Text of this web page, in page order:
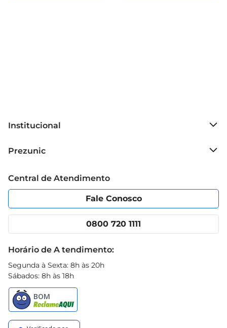
Institucional
Grupo Cencosud
Política de Privacidade
Portal do fornecedor
Cencosud Media
Prezunic
Código de Ética
App Prezunic
Central de Atendimento
Fale Conosco
0800 720 1111
Horário de A tendimento:
Segunda à Sexta: 8h às 20h
Sábados: 8h às 18h